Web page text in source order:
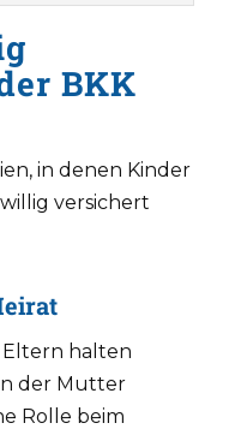
BKK
in denen Kinder
versichert
halten
der Mutter
Rolle beim